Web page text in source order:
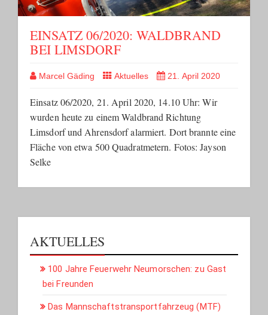
EINSATZ 06/2020: WALDBRAND
BEI LIMSDORF
Marcel Gäding Aktuelles 21. April 2020
Einsatz 06/2020, 21. April 2020, 14.10 Uhr: Wir
wurden heute zu einem Waldbrand Richtung
Limsdorf und Ahrensdorf alarmiert. Dort brannte eine
Fläche von etwa 500 Quadratmetern. Fotos: Jayson
Selke
AKTUELLES
100 Jahre Feuerwehr Neumorschen: zu Gast
bei Freunden
Das Mannschaftstransportfahrzeug (MTF)